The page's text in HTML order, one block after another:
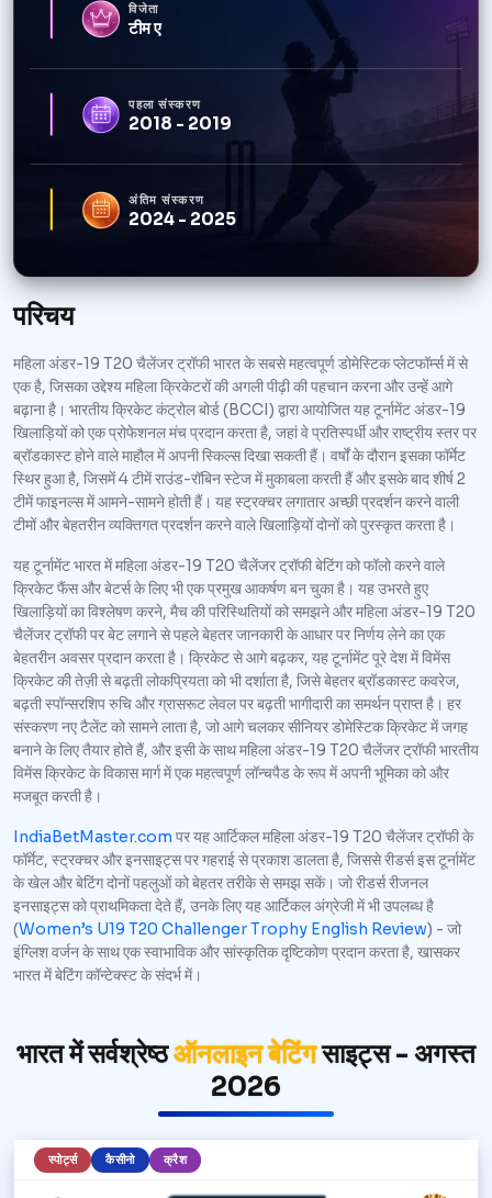
विजेता
टीम ए
पहला संस्करण
2018 - 2019
अंतिम संस्करण
2024 - 2025
परिचय
महिला अंडर-19 T20 चैलेंजर ट्रॉफी भारत के सबसे महत्वपूर्ण डोमेस्टिक प्लेटफॉर्म्स में से
एक है, जिसका उद्देश्य महिला क्रिकेटरों की अगली पीढ़ी की पहचान करना और उन्हें आगे
बढ़ाना है। भारतीय क्रिकेट कंट्रोल बोर्ड (BCCI) द्वारा आयोजित यह टूर्नामेंट अंडर-19
खिलाड़ियों को एक प्रोफेशनल मंच प्रदान करता है, जहां वे प्रतिस्पर्धी और राष्ट्रीय स्तर पर
ब्रॉडकास्ट होने वाले माहौल में अपनी स्किल्स दिखा सकती हैं। वर्षों के दौरान इसका फॉर्मेट
स्थिर हुआ है, जिसमें 4 टीमें राउंड-रॉबिन स्टेज में मुकाबला करती हैं और इसके बाद शीर्ष 2
टीमें फाइनल्स में आमने-सामने होती हैं। यह स्ट्रक्चर लगातार अच्छी प्रदर्शन करने वाली
टीमों और बेहतरीन व्यक्तिगत प्रदर्शन करने वाले खिलाड़ियों दोनों को पुरस्कृत करता है।
यह टूर्नामेंट भारत में महिला अंडर-19 T20 चैलेंजर ट्रॉफी बेटिंग को फॉलो करने वाले
क्रिकेट फैंस और बेटर्स के लिए भी एक प्रमुख आकर्षण बन चुका है। यह उभरते हुए
खिलाड़ियों का विश्लेषण करने, मैच की परिस्थितियों को समझने और महिला अंडर-19 T20
चैलेंजर ट्रॉफी पर बेट लगाने से पहले बेहतर जानकारी के आधार पर निर्णय लेने का एक
बेहतरीन अवसर प्रदान करता है। क्रिकेट से आगे बढ़कर, यह टूर्नामेंट पूरे देश में विमेंस
क्रिकेट की तेज़ी से बढ़ती लोकप्रियता को भी दर्शाता है, जिसे बेहतर ब्रॉडकास्ट कवरेज,
बढ़ती स्पॉन्सरशिप रुचि और ग्रासरूट लेवल पर बढ़ती भागीदारी का समर्थन प्राप्त है। हर
संस्करण नए टैलेंट को सामने लाता है, जो आगे चलकर सीनियर डोमेस्टिक क्रिकेट में जगह
बनाने के लिए तैयार होते हैं, और इसी के साथ महिला अंडर-19 T20 चैलेंजर ट्रॉफी भारतीय
विमेंस क्रिकेट के विकास मार्ग में एक महत्वपूर्ण लॉन्चपैड के रूप में अपनी भूमिका को और
मजबूत करती है।
IndiaBetMaster.com पर यह आर्टिकल महिला अंडर-19 T20 चैलेंजर ट्रॉफी के
फॉर्मेट, स्ट्रक्चर और इनसाइट्स पर गहराई से प्रकाश डालता है, जिससे रीडर्स इस टूर्नामेंट
के खेल और बेटिंग दोनों पहलुओं को बेहतर तरीके से समझ सकें। जो रीडर्स रीजनल
इनसाइट्स को प्राथमिकता देते हैं, उनके लिए यह आर्टिकल अंग्रेजी में भी उपलब्ध है
(Women’s U19 T20 Challenger Trophy English Review) - जो
इंग्लिश वर्जन के साथ एक स्वाभाविक और सांस्कृतिक दृष्टिकोण प्रदान करता है, खासकर
भारत में बेटिंग कॉन्टेक्स्ट के संदर्भ में।
भारत में सर्वश्रेष्ठऑनलाइन बेटिंगसाइट्स - अगस्त
2026
स्पोर्ट्स कैसीनो क्रैश